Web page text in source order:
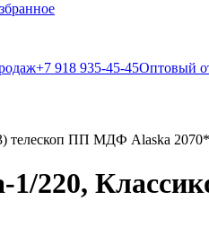
+7 918 935-45-45Оптовый
телескоп ПП МДФ Alaska
1/220,